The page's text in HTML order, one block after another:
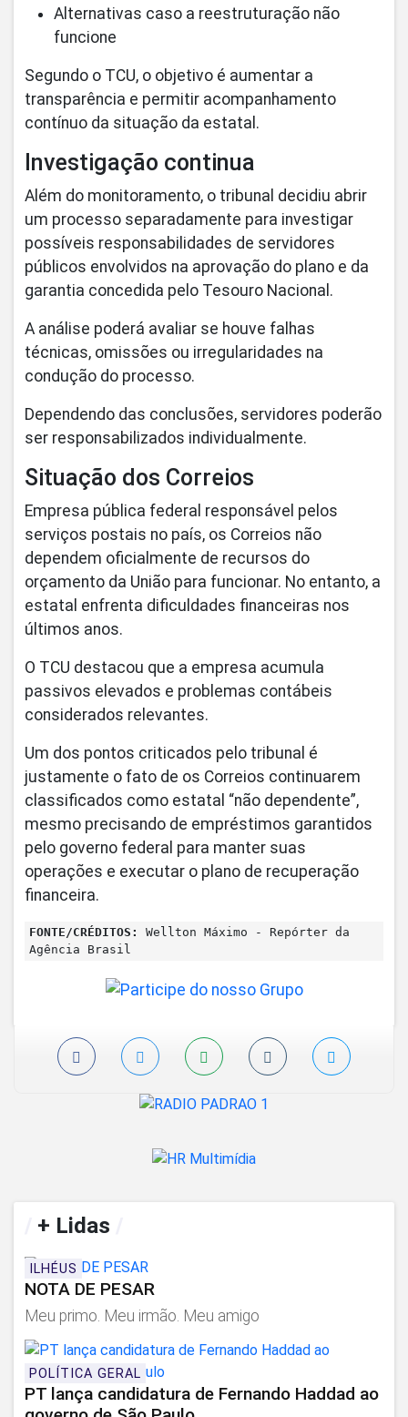
Alternativas caso a reestruturação não
funcione
Segundo o TCU, o objetivo é aumentar a
transparência e permitir acompanhamento
contínuo da situação da estatal.
Investigação continua
Além do monitoramento, o tribunal decidiu abrir
um processo separadamente para investigar
possíveis responsabilidades de servidores
públicos envolvidos na aprovação do plano e da
garantia concedida pelo Tesouro Nacional.
A análise poderá avaliar se houve falhas
técnicas, omissões ou irregularidades na
condução do processo.
Dependendo das conclusões, servidores poderão
ser responsabilizados individualmente.
Situação dos Correios
Empresa pública federal responsável pelos
serviços postais no país, os Correios não
dependem oficialmente de recursos do
orçamento da União para funcionar. No entanto, a
estatal enfrenta dificuldades financeiras nos
últimos anos.
O TCU destacou que a empresa acumula
passivos elevados e problemas contábeis
considerados relevantes.
Um dos pontos criticados pelo tribunal é
justamente o fato de os Correios continuarem
classificados como estatal “não dependente”,
mesmo precisando de empréstimos garantidos
pelo governo federal para manter suas
operações e executar o plano de recuperação
financeira.
FONTE/CRÉDITOS:
Wellton Máximo - Repórter da
Agência Brasil
+ Lidas
ILHÉUS
NOTA DE PESAR
Meu primo. Meu irmão. Meu amigo
POLÍTICA GERAL
PT lança candidatura de Fernando Haddad ao